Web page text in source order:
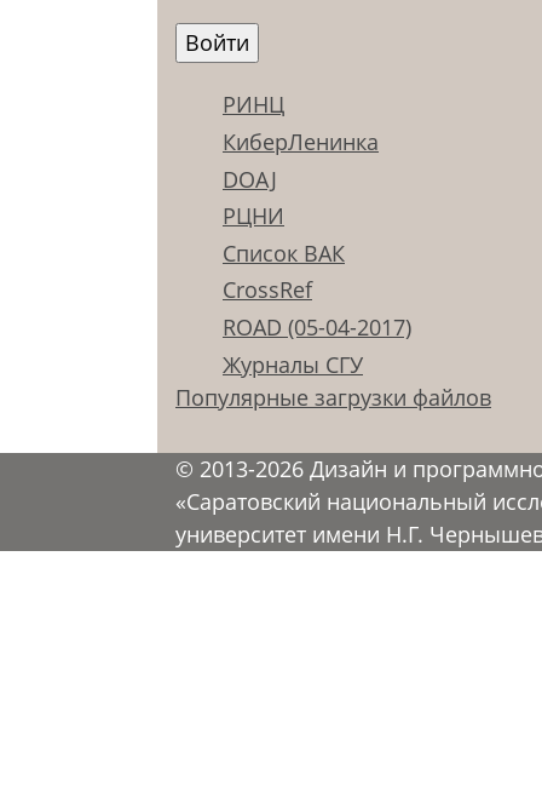
РИНЦ
КиберЛенинка
DOAJ
РЦНИ
Список ВАК
CrossRef
ROAD (05-04-2017)
Журналы СГУ
Популярные загрузки файлов
© 2013-2026 Дизайн и
«Саратовский национальный
университет имени Н.Г.